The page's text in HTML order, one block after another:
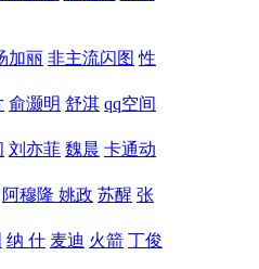
加丽 非主流闪图 性
俞灏明 舒淇 qq空间
刘亦菲 魏晨 卡通动
阿穆隆 姚政 苏醒 张
纳 什 麦迪 火箭 丁俊